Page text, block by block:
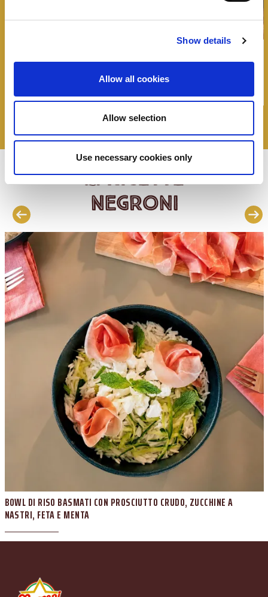
Show details
Allow all cookies
Allow selection
Use necessary cookies only
maionese e pomodorini
Lericette
Negroni
BOWL DI RISO BASMATI CON PROSCIUTTO CRUDO, ZUCCHINE A
NASTRI, FETA E MENTA